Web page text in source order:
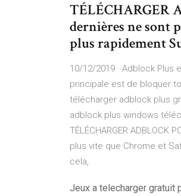
TÉLÉCHARGER
dernières ne sont
plus rapidement
10/12/2019 · Adblock
principale est de bloquer
télécharger adblock plus
adblock plus windows
TÉLÉCHARGER ADBLOCK
plus vite que Chrome et
cela,
Jeux a telecharger gratuit